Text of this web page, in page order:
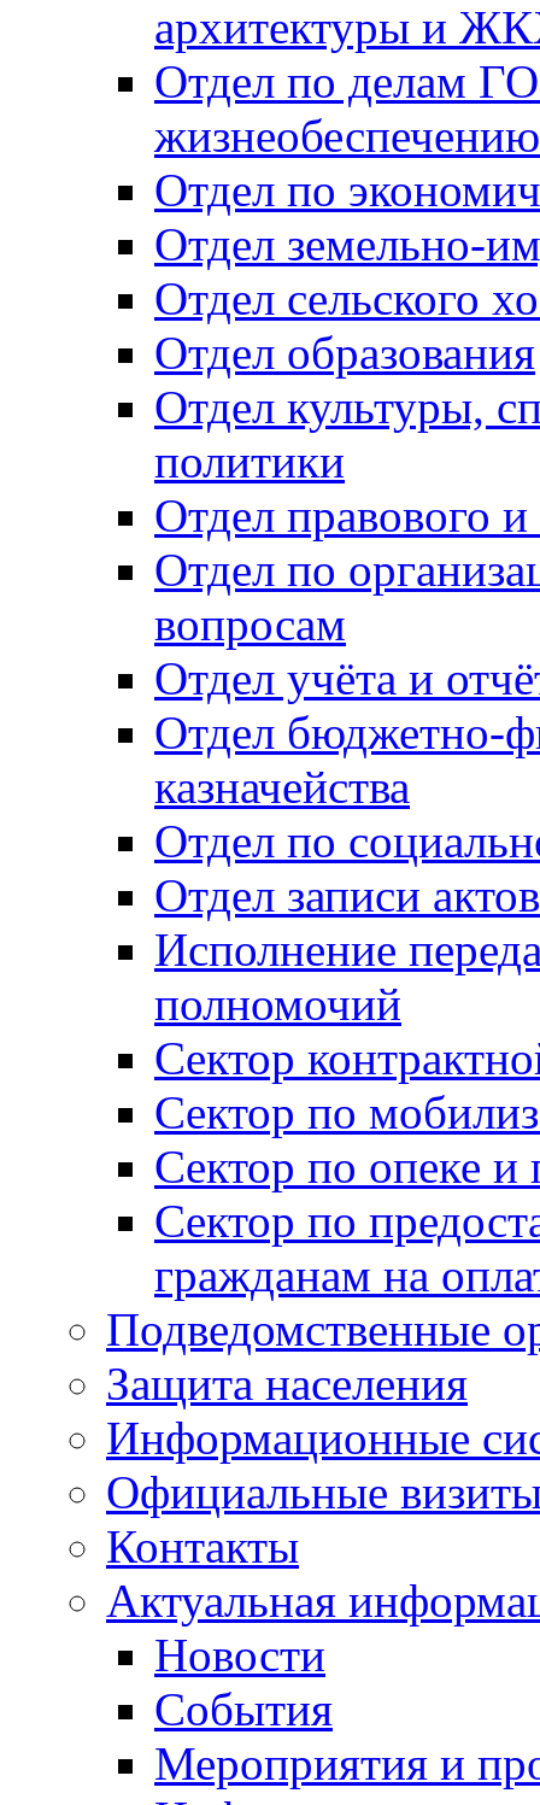
архитектуры и
Отдел по делам
Отдел по
Отдел земельно-
Отдел сельского
Отдел образования
Отдел культуры,
политики
Отдел правового
Отдел по
вопросам
Отдел учёта и
Отдел бюджетно-
казначейства
Отдел по
Отдел записи
Исполнение
полномочий
Сектор
Сектор по
Сектор по опеке и
Сектор по
гражданам на
Подведомственные
Защита населения
Информационные
Официальные
Контакты
Актуальная
Новости
События
Мероприятия и